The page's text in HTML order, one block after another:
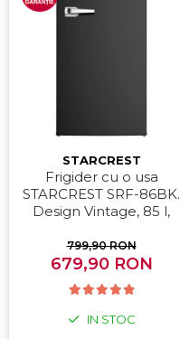
STARCREST
Frigider cu o usa
STARCREST SRF-86BK,
Design Vintage, 85 l,
interioara, H 84 cm,
Negru
799,90 RON
679,90 RON
IN STOC